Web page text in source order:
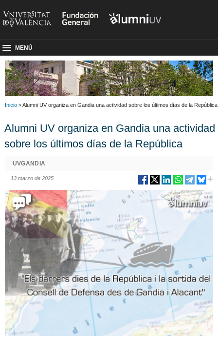
MENÚ
Inicio > Alumni UV organiza en Gandia una actividad sobre los últimos días de la República
Alumni UV organiza en Gandia una actividad
sobre los últimos días de la República
UVGANDIA
13 marzo de 2025